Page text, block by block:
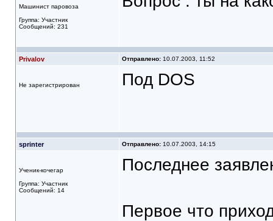
Машинист паровоза
Группа: Участник
Сообщений: 231
Privalov Отправлено:10.07.2003, 11:52
Не зарегистрирован Под DOS
sprinter Отправлено:10.07.2003, 14:15
Ученик-кочегар
Группа: Участник
Сообщений: 14
Последнее
Первое что